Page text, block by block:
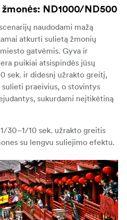
ND1000/ND500
naudodami mažą
atkurti sulietą žmonių
gatvėmis. Gyva ir
puikiai atsispindės jūsų
sek. ir didesnį užrakto greitį,
praeivius, o stovintys
sukurdami neįtikėtiną
30–1/10 sek. užrakto greitis
su lengvu suliejimo efektu.